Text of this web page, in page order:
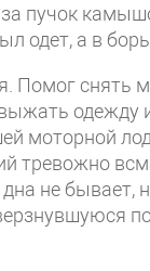
пучок
одет, а в
Помог снять
одежду
моторной
тревожно
не